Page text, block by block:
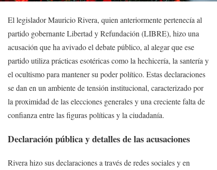
El legislador Mauricio Rivera, quien anteriormente pertenecía al
partido gobernante Libertad y Refundación (LIBRE), hizo una
acusación que ha avivado el debate público, al alegar que ese
partido utiliza prácticas esotéricas como la hechicería, la santería y
el ocultismo para mantener su poder político. Estas declaraciones
se dan en un ambiente de tensión institucional, caracterizado por
la proximidad de las elecciones generales y una creciente falta de
confianza entre las figuras políticas y la ciudadanía.
Declaración pública y detalles de las acusaciones
Rivera hizo sus declaraciones a través de redes sociales y en